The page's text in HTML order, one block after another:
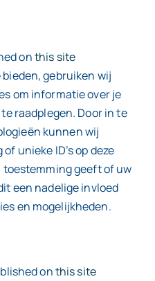
bij
onthis site
gebruiken wij
om informatie over je
raadplegen. Door in te
kunnen wij
unieke ID’s op deze
toestemming geeft of uw
een nadelige invloed
en mogelijkheden.
onthis site